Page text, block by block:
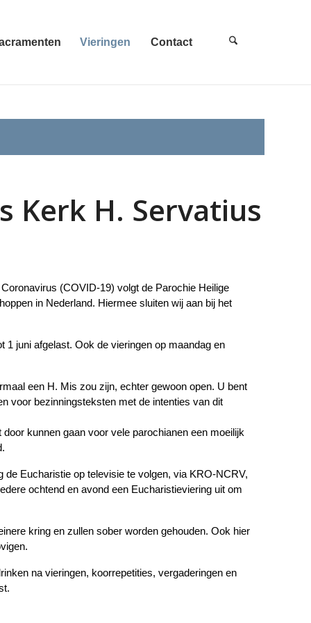
Vieringen Contact
Kerk H. Servatius
(COVID-19) volgt de Parochie Heilige
in Nederland. Hiermee sluiten wij aan bij het
1 juni afgelast. Ook de vieringen op maandag en
een H. Mis zou zijn, echter gewoon open. U bent
voor bezinningsteksten met de intenties van dit
kunnen gaan voor vele parochianen een moeilijk
Eucharistie op televisie te volgen, via KRO-NCRV,
ochtend en avond een Eucharistieviering uit om
kring en zullen sober worden gehouden. Ook hier
na vieringen, koorrepetities, vergaderingen en